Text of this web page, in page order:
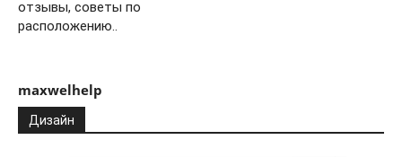
отзывы, советы по
расположению..
maxwelhelp
Дизайн